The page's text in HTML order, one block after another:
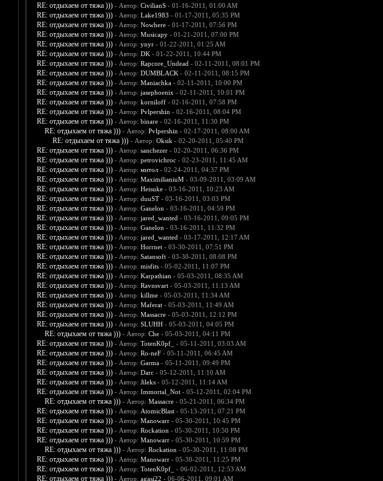
RE: отдыхаем от тяжа ))) - Автор: CivilianS- 01-16-2011, 01:00 AM
RE: отдыхаем от тяжа ))) - Автор: Lake1983 - 01-17-2011, 05:35 PM
RE: отдыхаем от тяжа ))) - Автор: Nowhere- 01-17-2011, 07:56 PM
RE: отдыхаем от тяжа ))) - Автор: Musicapy- 01-21-2011, 07:00 PM
RE: отдыхаем от тяжа ))) - Автор: ynyr- 01-22-2011, 01:25 AM
RE: отдыхаем от тяжа ))) - Автор: DK- 01-22-2011, 10:44 PM
RE: отдыхаем от тяжа ))) - Автор: Rapcore_Undead - 02-11-2011, 08:01 PM
RE: отдыхаем от тяжа ))) - Автор: DUMBLACK- 02-11-2011, 08:15 PM
RE: отдыхаем от тяжа ))) - Автор: Maniachka- 02-11-2011, 10:00 PM
RE: отдыхаем от тяжа ))) - Автор: jasephoenix - 02-11-2011, 10:01 PM
RE: отдыхаем от тяжа ))) - Автор: korniloff- 02-16-2011, 07:58 PM
RE: отдыхаем от тяжа ))) - Автор: Pvlpershin - 02-16-2011, 08:04 PM
RE: отдыхаем от тяжа ))) - Автор: binare- 02-16-2011, 11:30 PM
RE: отдыхаем от тяжа ))) - Автор: Pvlpershin - 02-17-2011, 08:00 AM
RE: отдыхаем от тяжа ))) - Автор: Oksik - 02-20-2011, 05:40 PM
RE: отдыхаем от тяжа ))) - Автор: sanchezer- 02-20-2011, 06:36 PM
RE: отдыхаем от тяжа ))) - Автор: petrovichroc- 02-23-2011, 11:45 AM
RE: отдыхаем от тяжа ))) - Автор: митол- 02-24-2011, 04:37 PM
RE: отдыхаем от тяжа ))) - Автор: MaximilianiuM- 03-09-2011, 03:09 AM
RE: отдыхаем от тяжа ))) - Автор: Heisuke- 03-16-2011, 10:23 AM
RE: отдыхаем от тяжа ))) - Автор: duuST- 03-16-2011, 03:03 PM
RE: отдыхаем от тяжа ))) - Автор: Ganelon - 03-16-2011, 04:59 PM
RE: отдыхаем от тяжа ))) - Автор: jared_wanted - 03-16-2011, 09:05 PM
RE: отдыхаем от тяжа ))) - Автор: Ganelon - 03-16-2011, 11:32 PM
RE: отдыхаем от тяжа ))) - Автор: jared_wanted - 03-17-2011, 12:17 AM
RE: отдыхаем от тяжа ))) - Автор: Horrnet- 03-30-2011, 07:51 PM
RE: отдыхаем от тяжа ))) - Автор: Satansoft- 03-30-2011, 08:08 PM
RE: отдыхаем от тяжа ))) - Автор: misfits- 05-02-2011, 11:07 PM
RE: отдыхаем от тяжа ))) - Автор: Karpathian - 05-03-2011, 08:35 AM
RE: отдыхаем от тяжа ))) - Автор: Ravnsvart- 05-03-2011, 11:13 AM
RE: отдыхаем от тяжа ))) - Автор: killme- 05-03-2011, 11:34 AM
RE: отдыхаем от тяжа ))) - Автор: Maferat- 05-03-2011, 11:49 AM
RE: отдыхаем от тяжа ))) - Автор: Massacre- 05-03-2011, 12:12 PM
RE: отдыхаем от тяжа ))) - Автор: SLUHH- 05-03-2011, 04:05 PM
RE: отдыхаем от тяжа ))) - Автор: Che- 05-03-2011, 04:11 PM
RE: отдыхаем от тяжа ))) - Автор: TotenK0pf_ - 05-11-2011, 03:03 AM
RE: отдыхаем от тяжа ))) - Автор: Ro-neF- 05-11-2011, 06:45 AM
RE: отдыхаем от тяжа ))) - Автор: Garma- 05-11-2011, 09:49 PM
RE: отдыхаем от тяжа ))) - Автор: Darc- 05-12-2011, 11:10 AM
RE: отдыхаем от тяжа ))) - Автор: Jileks- 05-12-2011, 11:14 AM
RE: отдыхаем от тяжа ))) - Автор: Immortal_Not- 05-12-2011, 02:04 PM
RE: отдыхаем от тяжа ))) - Автор: Massacre- 05-21-2011, 06:34 PM
RE: отдыхаем от тяжа ))) - Автор: AtomicBlast- 05-13-2011, 07:21 PM
RE: отдыхаем от тяжа ))) - Автор: Manowarr- 05-30-2011, 10:45 PM
RE: отдыхаем от тяжа ))) - Автор: Rockation - 05-30-2011, 10:50 PM
RE: отдыхаем от тяжа ))) - Автор: Manowarr- 05-30-2011, 10:59 PM
RE: отдыхаем от тяжа ))) - Автор: Rockation - 05-30-2011, 11:08 PM
RE: отдыхаем от тяжа ))) - Автор: Manowarr- 05-30-2011, 11:25 PM
RE: отдыхаем от тяжа ))) - Автор: TotenK0pf_ - 06-02-2011, 12:53 AM
RE: отдыхаем от тяжа ))) - Автор: agasi22 - 06-06-2011, 09:01 AM